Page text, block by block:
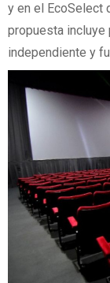
y en el EcoSelect
propuesta incluye
independiente y